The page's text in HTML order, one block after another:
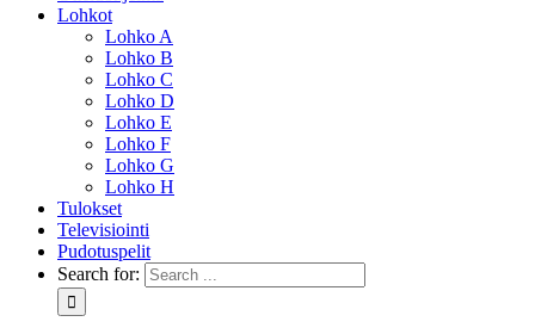
Lohkot
Lohko A
Lohko B
Lohko C
Lohko D
Lohko E
Lohko F
Lohko G
Lohko H
Tulokset
Televisiointi
Pudotuspelit
Search for: